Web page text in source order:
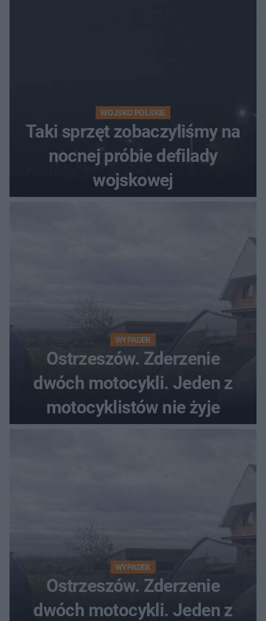
WOJSKO POLSKIE
Taki sprzęt zobaczyliśmy na
nocnej próbie defilady
wojskowej
WYPADEK
Ostrzeszów. Zderzenie
dwóch motocykli. Jeden z
motocyklistów nie żyje
WYPADEK
Ostrzeszów. Zderzenie
dwóch motocykli. Jeden z